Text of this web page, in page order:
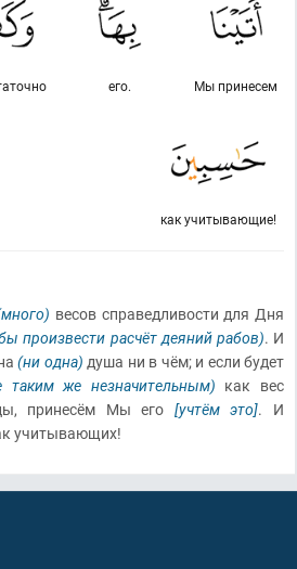
Мы принесем
его.
как учитывающие!
весов справедливости для Дня
произвести расчёт деяний рабов). И
(ни одна) душа ни в чём; и если будет
таким же незначительным) как вес
принесём Мы его [учтём это]. И
учитывающих!